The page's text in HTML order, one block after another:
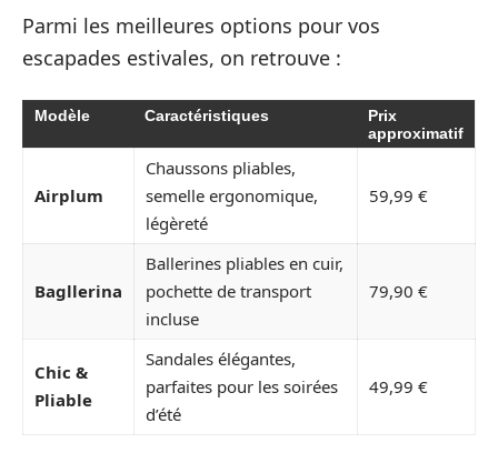
Parmi les meilleures options pour vos
escapades estivales, on retrouve :
Modèle Caractéristiques
Prix
approximatif
Airplum
Chaussons pliables,
semelle ergonomique,
légèreté
59,99 €
Bagllerina
Ballerines pliables en cuir,
pochette de transport
incluse
79,90 €
Chic &
Pliable
Sandales élégantes,
parfaites pour les soirées
d’été
49,99 €